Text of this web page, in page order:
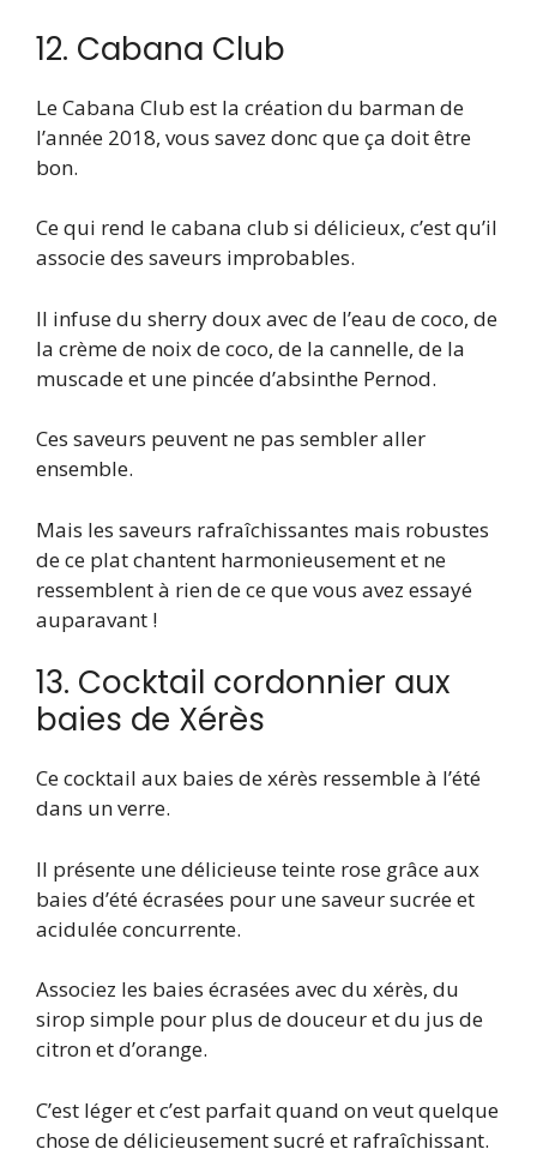
12. Cabana Club
Le Cabana Club est la création du barman de
l’année 2018, vous savez donc que ça doit être
bon.
Ce qui rend le cabana club si délicieux, c’est qu’il
associe des saveurs improbables.
Il infuse du sherry doux avec de l’eau de coco, de
la crème de noix de coco, de la cannelle, de la
muscade et une pincée d’absinthe Pernod.
Ces saveurs peuvent ne pas sembler aller
ensemble.
Mais les saveurs rafraîchissantes mais robustes
de ce plat chantent harmonieusement et ne
ressemblent à rien de ce que vous avez essayé
auparavant !
13. Cocktail cordonnier aux
baies de Xérès
Ce cocktail aux baies de xérès ressemble à l’été
dans un verre.
Il présente une délicieuse teinte rose grâce aux
baies d’été écrasées pour une saveur sucrée et
acidulée concurrente.
Associez les baies écrasées avec du xérès, du
sirop simple pour plus de douceur et du jus de
citron et d’orange.
C’est léger et c’est parfait quand on veut quelque
chose de délicieusement sucré et rafraîchissant.